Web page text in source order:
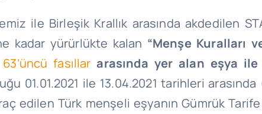
ile Birleşik Krallık arasında akdedilen
kadar yürürlükte kalan “Menşe Kuralları
fasıllararasında yer alan eşya ile
01.01.2021 ile 13.04.2021 tarihleri
edilen Türk menşeli eşyanın Gümrük